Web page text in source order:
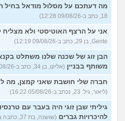
מה דעתכם על מסלול מודאל בחיל
18, כתב ב-09/08/26 12:28)
אני על הרצף האוטיסטי ולא
Gente, בן 29, כתב ב-09/08/26 12:19)
הבן זוג של שכנה שלנו משתלט
משותף בבניין (אליקו, בן 34, כתב ב-09/08/26 12:10)
חברה שלי חושבת שאני קמצן, מה
(ליאור, גיל: 23, נכתב ב-05/08/26 16:22)
גיליתי שבן זוגי היה בעבר עם
להיכרויות גברים (שושנה, בת 37, כתבה ב-05/08/26 16:13)